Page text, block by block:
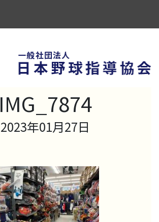
IMG_7874
2023年01月27日